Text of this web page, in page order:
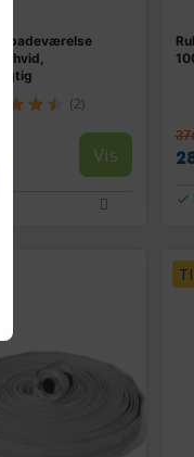
badeværelse
hvid,
(2)
Vis